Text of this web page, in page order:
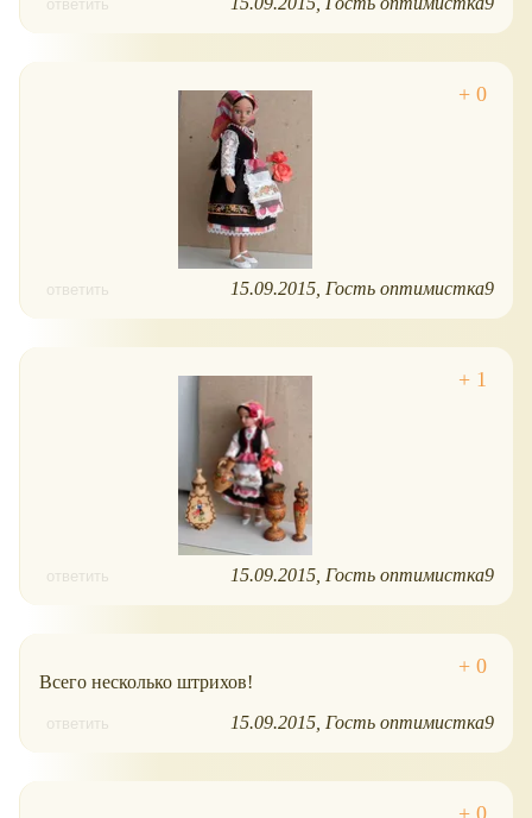
ответить
ответить 15.09.2015 Гость оптимистка9
ответить 15.09.2015 Гость оптимистка9
Всего несколько штрихов!
ответить 15.09.2015 Гость оптимистка9